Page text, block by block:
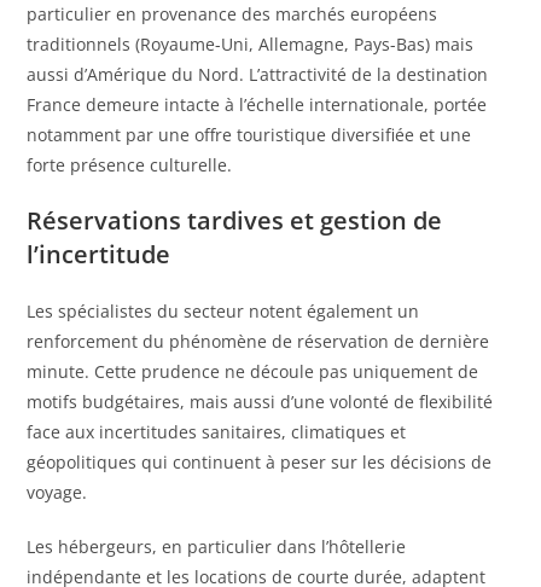
particulier en provenance des marchés européens
traditionnels (Royaume-Uni, Allemagne, Pays-Bas) mais
aussi d’Amérique du Nord. L’attractivité de la destination
France demeure intacte à l’échelle internationale, portée
notamment par une offre touristique diversifiée et une
forte présence culturelle.
Réservations tardives et gestion de
l’incertitude
Les spécialistes du secteur notent également un
renforcement du phénomène de réservation de dernière
minute. Cette prudence ne découle pas uniquement de
motifs budgétaires, mais aussi d’une volonté de flexibilité
face aux incertitudes sanitaires, climatiques et
géopolitiques qui continuent à peser sur les décisions de
voyage.
Les hébergeurs, en particulier dans l’hôtellerie
indépendante et les locations de courte durée, adaptent